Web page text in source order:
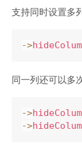
支持同时设置多
->
同一列还可以多
->
->